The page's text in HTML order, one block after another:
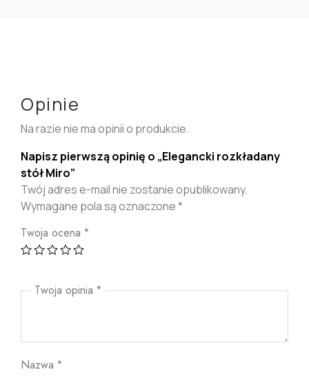
Opinie
Na razie nie ma opinii o produkcie.
Napisz pierwszą opinię o „Elegancki rozkładany
stół Miro”
Twój adres e-mail nie zostanie opublikowany.
Wymagane pola są oznaczone*
Twoja ocena *
Twoja opinia *
Nazwa *